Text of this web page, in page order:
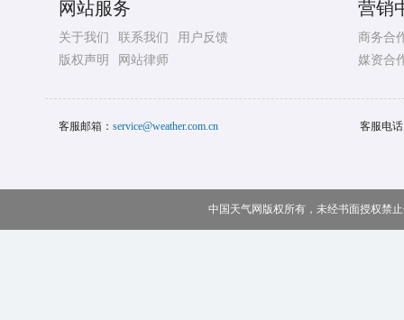
网站服务
关于我们 联系我们
用户反馈
版权声明
网站律师
营销
商务合
媒资合
客服邮箱： service@weather.com.cn 客服电
中国天气网版权所有，未经书面授权